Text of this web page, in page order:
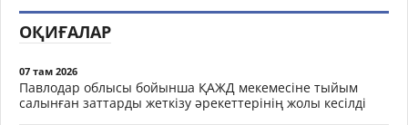
ОҚИҒАЛАР
07 там 2026
Павлодар облысы бойынша ҚАЖД мекемесіне тыйым
салынған заттарды жеткізу әрекеттерінің жолы кесілді